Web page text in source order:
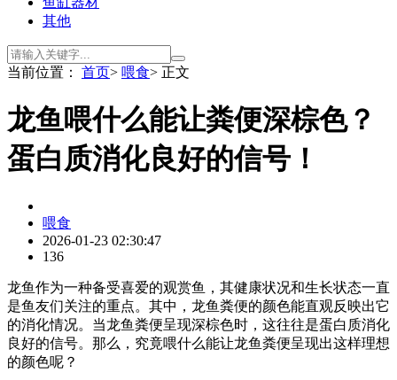
其他
当前位置： 首页> 喂食> 正文
龙鱼喂什么能让粪便深棕色？
蛋白质消化良好的信号！
喂食
2026-01-23 02:30:47
136
龙鱼作为一种备受喜爱的观赏鱼，其健康状况和生长状态一直
是鱼友们关注的重点。其中，龙鱼粪便的颜色能直观反映出它
的消化情况。当龙鱼粪便呈现深棕色时，这往往是蛋白质消化
良好的信号。那么，究竟喂什么能让龙鱼粪便呈现出这样理想
的颜色呢？